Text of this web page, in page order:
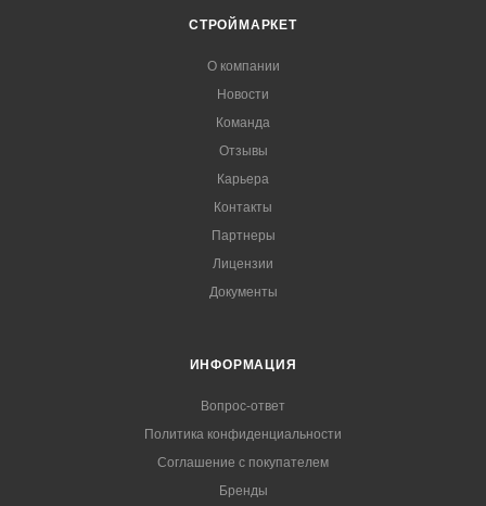
СТРОЙМАРКЕТ
О компании
Новости
Команда
Отзывы
Карьера
Контакты
Партнеры
Лицензии
Документы
ИНФОРМАЦИЯ
Вопрос-ответ
Политика конфиденциальности
Соглашение с покупателем
Бренды